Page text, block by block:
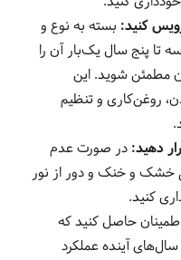
کنید: بسته به نوع و
تا پنج سال یک‌بار آن را
مطمئن شوید. این
روغن‌کاری و تنظیم
دهید: در صورت عدم
خشک و خنک و دور از نور
کنید.
اطمینان حاصل کنید که
آینده عملکرد